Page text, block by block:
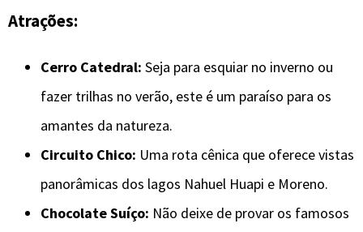
Atrações:
Cerro Catedral: Seja para esquiar no inverno ou
fazer trilhas no verão, este é um paraíso para os
amantes da natureza.
Circuito Chico: Uma rota cênica que oferece vistas
panorâmicas dos lagos Nahuel Huapi e Moreno.
Chocolate Suíço: Não deixe de provar os famosos